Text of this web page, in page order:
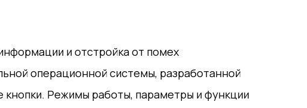
и отстройка от помех
операционной системы, разработанной
Режимы работы, параметры и функции